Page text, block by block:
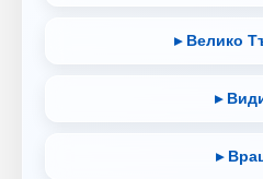
▸ Велико
▸
▸